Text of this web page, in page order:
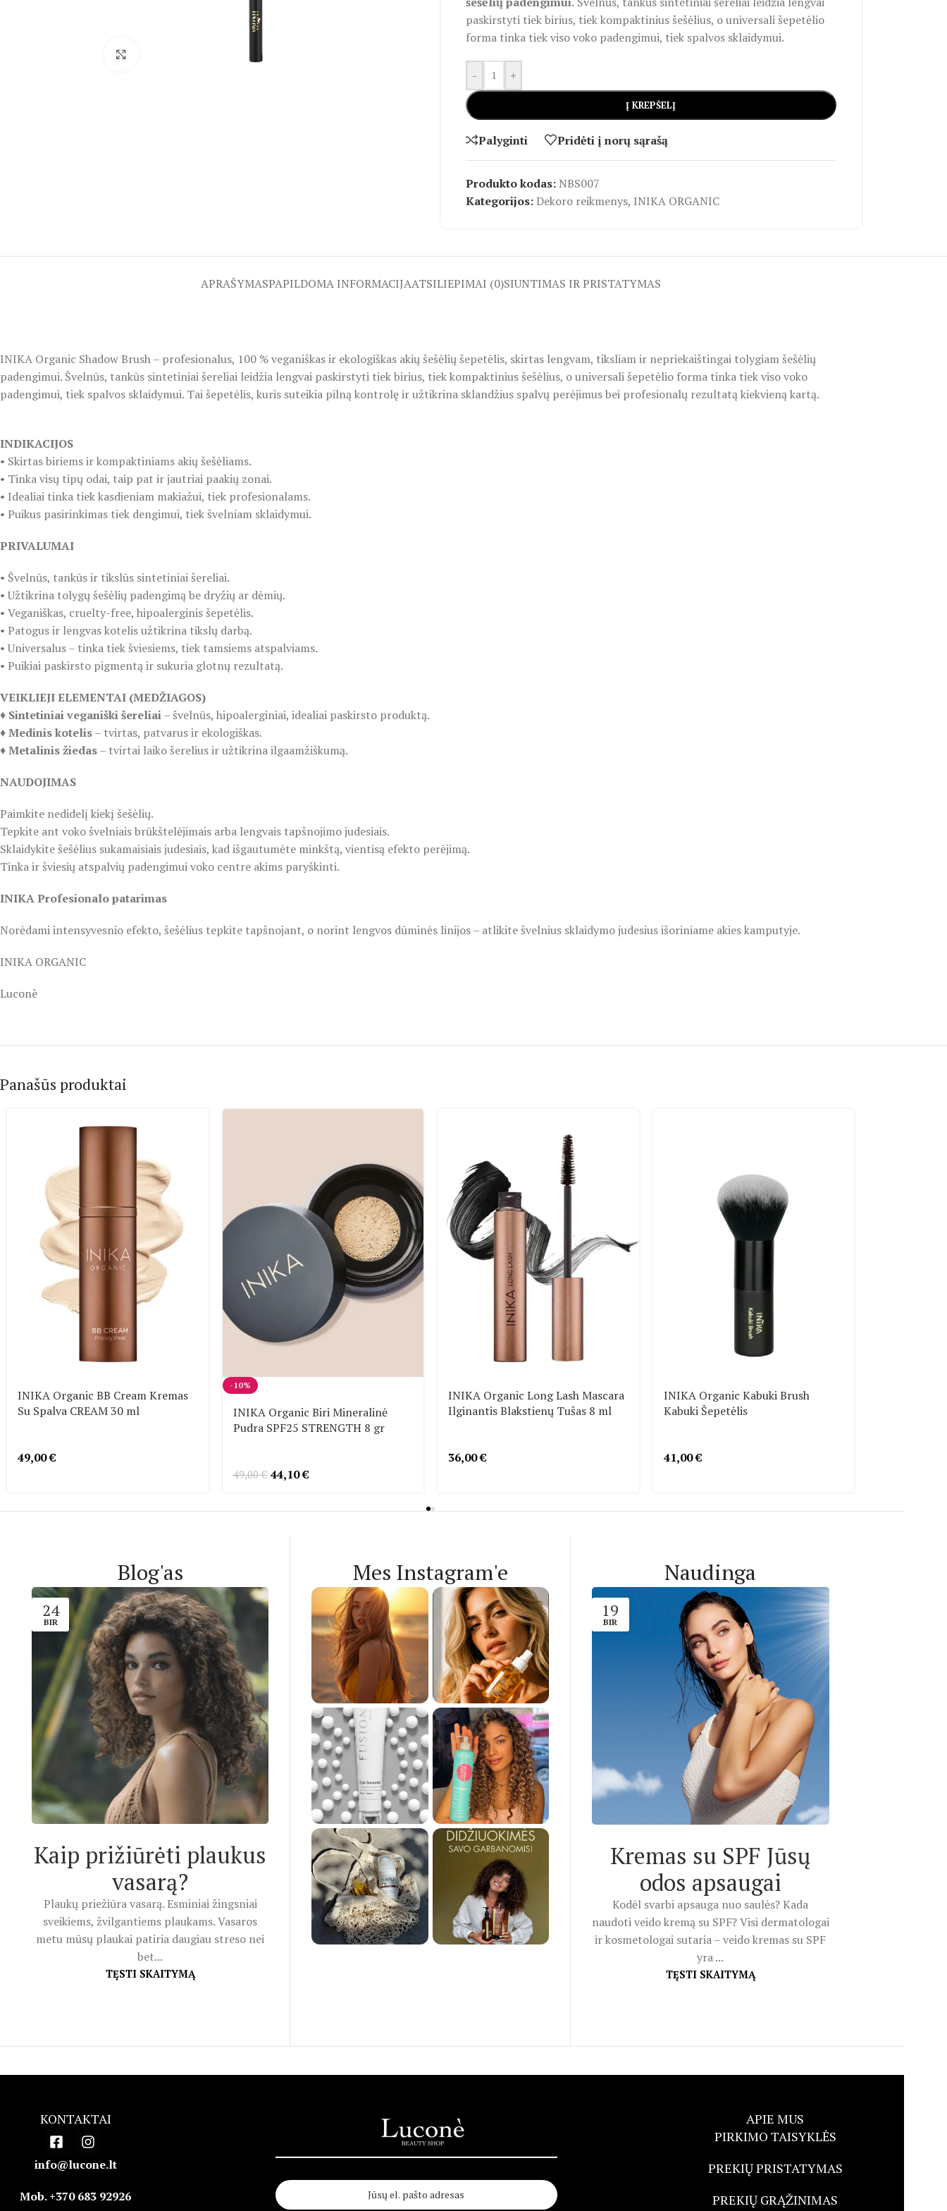
Spustelėkite, kad padidintumėte
paskirstyti tiek birius, tiek kompaktinius šešėlius, o universali šepetėlio
forma tinka tiek viso voko padengimui, tiek spalvos sklaidymui.
- +
Į KREPŠELĮ
Palyginti Pridėti į norų sąrašą
Produkto kodas: NBS007
Kategorijos:Dekoro reikmenys, INIKA ORGANIC
APRAŠYMASPAPILDOMA INFORMACIJAATSILIEPIMAI (0)SIUNTIMAS IR PRISTATYMAS
INIKA Organic Shadow Brush – profesionalus, 100 % veganiškas ir ekologiškas akių šešėlių šepetėlis, skirtas lengvam, tiksliam ir nepriekaištingai tolygiam šešėlių
padengimui. Švelnūs, tankūs sintetiniai šereliai leidžia lengvai paskirstyti tiek birius, tiek kompaktinius šešėlius, o universali šepetėlio forma tinka tiek viso voko
padengimui, tiek spalvos sklaidymui. Tai šepetėlis, kuris suteikia pilną kontrolę ir užtikrina sklandžius spalvų perėjimus bei profesionalų rezultatą kiekvieną kartą.
INDIKACIJOS
• Skirtas biriems ir kompaktiniams akių šešėliams.
• Tinka visų tipų odai, taip pat ir jautriai paakių zonai.
• Idealiai tinka tiek kasdieniam makiažui, tiek profesionalams.
• Puikus pasirinkimas tiek dengimui, tiek švelniam sklaidymui.
PRIVALUMAI
• Švelnūs, tankūs ir tikslūs sintetiniai šereliai.
• Užtikrina tolygų šešėlių padengimą be dryžių ar dėmių.
• Veganiškas, cruelty-free, hipoalerginis šepetėlis.
• Patogus ir lengvas kotelis užtikrina tikslų darbą.
• Universalus – tinka tiek šviesiems, tiek tamsiems atspalviams.
• Puikiai paskirsto pigmentą ir sukuria glotnų rezultatą.
VEIKLIEJI ELEMENTAI (MEDŽIAGOS)
♦️ Sintetiniai veganiški šereliai– švelnūs, hipoalerginiai, idealiai paskirsto produktą.
♦️Medinis kotelis– tvirtas, patvarus ir ekologiškas.
♦️Metalinis žiedas– tvirtai laiko šerelius ir užtikrina ilgaamžiškumą.
NAUDOJIMAS
Paimkite nedidelį kiekį šešėlių.
Tepkite ant voko švelniais brūkštelėjimais arba lengvais tapšnojimo judesiais.
Sklaidykite šešėlius sukamaisiais judesiais, kad išgautumėte minkštą, vientisą efekto perėjimą.
Tinka ir šviesių atspalvių padengimui voko centre akims paryškinti.
INIKA Profesionalo patarimas
Norėdami intensyvesnio efekto, šešėlius tepkite tapšnojant, o norint lengvos dūminės linijos – atlikite švelnius sklaidymo judesius išoriniame akies kamputyje.
INIKA ORGANIC
Luconè
Panašūs produktai
INIKA Organic BB Cream Kremas
Su Spalva CREAM 30 ml
49,00€
-10%
INIKA Organic Biri Mineralinė
Pudra SPF25 STRENGTH 8 gr
49,00€ 44,10€
INIKA Organic Long Lash Mascara
Ilginantis Blakstienų Tušas 8 ml
36,00€
INIKA Organic Kabuki Brush
Kabuki Šepetėlis
41,00€
Blog'as
24
BIR
Kaip prižiūrėti plaukus
vasarą?
Plaukų priežiūra vasarą. Esminiai žingsniai
sveikiems, žvilgantiems plaukams. Vasaros
metu mūsų plaukai patiria daugiau streso nei
bet...
TĘSTI SKAITYMĄ
Mes Instagram'e Naudinga
19
BIR
Kremas su SPF Jūsų
odos apsaugai
Kodėl svarbi apsauga nuo saulės? Kada
naudoti veido kremą su SPF? Visi dermatologai
ir kosmetologai sutaria – veido kremas su SPF
yra ...
TĘSTI SKAITYMĄ
KONTAKTAI
info@lucone.lt
Mob. +370 683 92926
APIE MUS
PIRKIMO TAISYKLĖS
PREKIŲ PRISTATYMAS
PREKIŲ GRĄŽINIMAS